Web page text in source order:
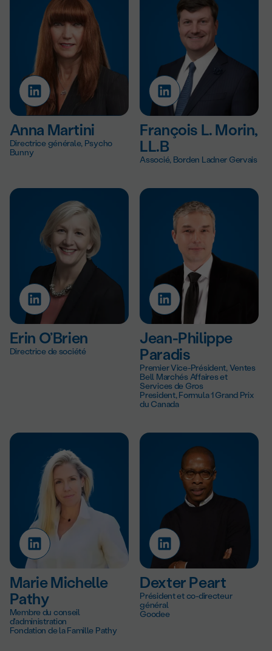
Anna Martini
Directrice générale, Psycho
Bunny
François L. Morin,
LL.B
Associé, Borden Ladner Gervais
Erin O’Brien
Directrice de société
Jean-Philippe
Paradis
Premier Vice-Président, Ventes
Bell Marchés Affaires et
Services de Gros
President, Formula 1 Grand Prix
du Canada
Marie Michelle
Pathy
Membre du conseil
d'administration
Fondation de la Famille Pathy
Dexter Peart
Président et co-directeur
général
Goodee